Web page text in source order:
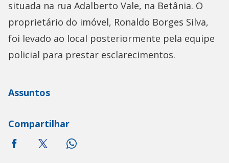
situada na rua Adalberto Vale, na Betânia. O
proprietário do imóvel, Ronaldo Borges Silva,
foi levado ao local posteriormente pela equipe
policial para prestar esclarecimentos.
Assuntos
Compartilhar